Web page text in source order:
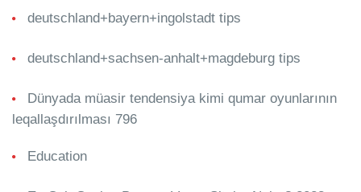
deutschland+bayern+ingolstadt tips
deutschland+sachsen-anhalt+magdeburg tips
Dünyada müasir tendensiya kimi qumar oyunlarının
leqallaşdırılması 796
Education